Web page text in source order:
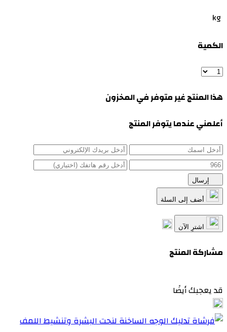
الكمية
هذا المنتج غير متوفر في المخزون
أعلمني عندما يتوفر المنتج
اشترِ الآن
مشاركة المنتج
قد يعجبك أيضًا